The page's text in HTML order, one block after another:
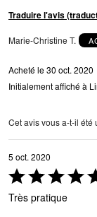
Traduire l'avis
Marie-Christine T.
Acheté le 30 oct. 2020
Initialement affiché à
Cet avis vous a-t-il été
5 oct. 2020
Coté
5 sur
5
Très pratique